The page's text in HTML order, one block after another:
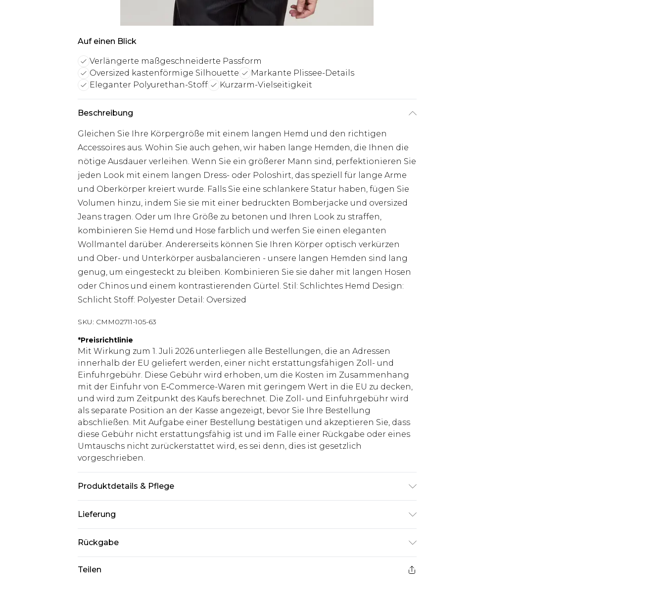
Auf einen Blick
Verlängerte maßgeschneiderte Passform
Oversized kastenförmige Silhouette
Markante Plissee-Details
Eleganter Polyurethan-Stoff
Kurzarm-Vielseitigkeit
Beschreibung
Gleichen Sie Ihre Körpergröße mit einem langen Hemd und den richtigen
Accessoires aus. Wohin Sie auch gehen, wir haben lange Hemden, die Ihnen die
nötige Ausdauer verleihen. Wenn Sie ein größerer Mann sind, perfektionieren Sie
jeden Look mit einem langen Dress- oder Poloshirt, das speziell für lange Arme
und Oberkörper kreiert wurde. Falls Sie eine schlankere Statur haben, fügen Sie
Volumen hinzu, indem Sie sie mit einer bedruckten Bomberjacke und oversized
Jeans tragen. Oder um Ihre Größe zu betonen und Ihren Look zu straffen,
kombinieren Sie Hemd und Hose farblich und werfen Sie einen eleganten
Wollmantel darüber. Andererseits können Sie Ihren Körper optisch verkürzen
und Ober- und Unterkörper ausbalancieren - unsere langen Hemden sind lang
genug, um eingesteckt zu bleiben. Kombinieren Sie sie daher mit langen Hosen
oder Chinos und einem kontrastierenden Gürtel. Stil: Schlichtes Hemd Design:
Schlicht Stoff: Polyester Detail: Oversized
SKU: CMM02711-105-63
*Preisrichtlinie
Mit Wirkung zum 1. Juli 2026 unterliegen alle Bestellungen, die an Adressen
innerhalb der EU geliefert werden, einer nicht erstattungsfähigen Zoll- und
Einfuhrgebühr. Diese Gebühr wird erhoben, um die Kosten im Zusammenhang
mit der Einfuhr von E‑Commerce-Waren mit geringem Wert in die EU zu decken,
und wird zum Zeitpunkt des Kaufs berechnet. Die Zoll- und Einfuhrgebühr wird
als separate Position an der Kasse angezeigt, bevor Sie Ihre Bestellung
abschließen. Mit Aufgabe einer Bestellung bestätigen und akzeptieren Sie, dass
diese Gebühr nicht erstattungsfähig ist und im Falle einer Rückgabe oder eines
Umtauschs nicht zurückerstattet wird, es sei denn, dies ist gesetzlich
vorgeschrieben.
Produktdetails & Pflege
Lieferung
Deutschland Standardlieferung
€7.99
Bis zu 8 Werktage
Deutschland Expresslieferung
€14.99
Rückgabe
Teilen